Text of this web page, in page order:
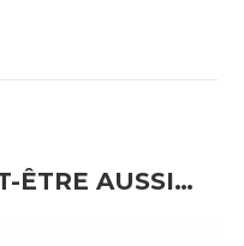
ÊTRE AUSSI…